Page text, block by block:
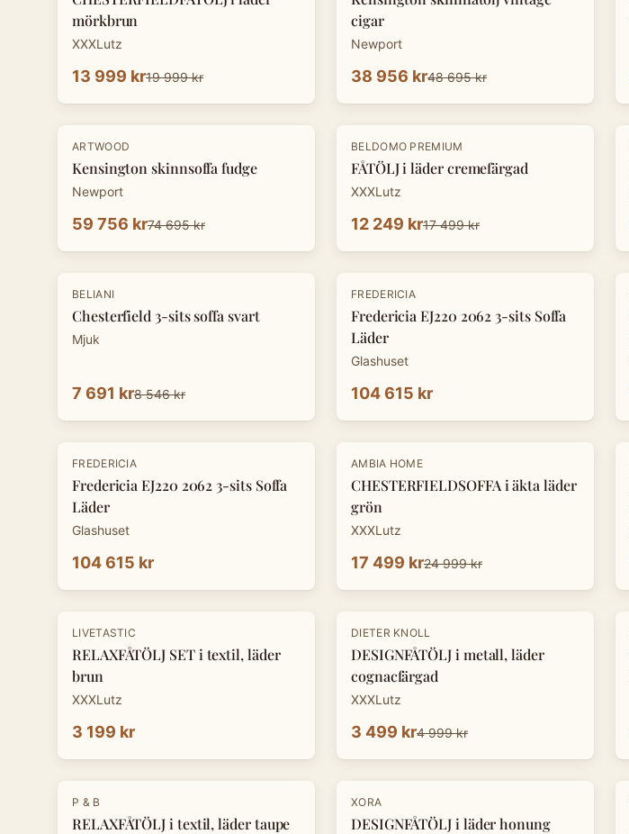
mörkbrun
XXXLutz
13 999 kr19 999 kr
cigar
Newport
38 956 kr48 695 kr
-20%
ARTWOOD
Kensington skinnsoffa fudge
Newport
59 756 kr74 695 kr
-30 %
BELDOMO PREMIUM
FÅTÖLJ i läder cremefärgad
XXXLutz
12 249 kr17 499 kr
-10 %
BELIANI
Chesterfield 3-sits soffa svart
Mjuk
7 691 kr8 546 kr
FREDERICIA
Fredericia EJ220 2062 3-sits Soffa
Läder
Glashuset
104 615 kr
FREDERICIA
Fredericia EJ220 2062 3-sits Soffa
Läder
Glashuset
104 615 kr
-30%
AMBIA HOME
CHESTERFIELDSOFFA i äkta läder
grön
XXXLutz
17 499 kr24 999 kr
LIVETASTIC
RELAXFÅTÖLJ SET i textil, läder
brun
XXXLutz
3 199 kr
-30%
DIETER KNOLL
DESIGNFÅTÖLJ i metall, läder
cognacfärgad
XXXLutz
3 499 kr4 999 kr
P & B
RELAXFÅTÖLJ i textil, läder taupe
-30%
XORA
DESIGNFÅTÖLJ i läder honung